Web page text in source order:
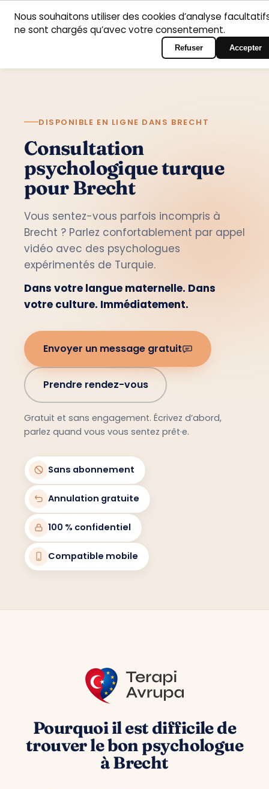
AccueilDomaines
d’intervention
PsychologuesContact
Français Connexion au portail
DISPONIBLE EN LIGNE DANS BRECHT
Consultation
psychologique turque
pour Brecht
Vous sentez-vous parfois incompris à
Brecht ? Parlez confortablement par appel
vidéo avec des psychologues
expérimentés de Turquie.
Dans votre langue maternelle. Dans
votre culture. Immédiatement.
Envoyer un message gratuit
Prendre rendez-vous
Gratuit et sans engagement. Écrivez d’abord,
parlez quand vous vous sentez prêt·e.
Sans abonnement
Annulation gratuite
100 % confidentiel
Compatible mobile
Pourquoi il est difficile de
trouver le bon psychologue
à Brecht
Nous souhaitons utiliser des cookies d’analyse
ne sont chargés qu’avec votre consentement.
Refuser Accepter